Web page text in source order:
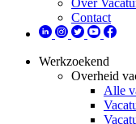
Over
Contact
Werkzoekend
Overheid
Alle